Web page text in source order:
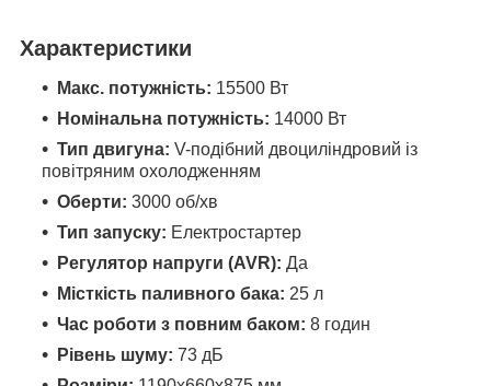
Характеристики
Макс. потужність: 15500 Вт
Номінальна потужність: 14000 Вт
Тип двигуна: V-подібний двоциліндровий із
повітряним охолодженням
Оберти: 3000 об/хв
Тип запуску: Електростартер
Регулятор напруги (AVR): Да
Місткість паливного бака: 25 л
Час роботи з повним баком: 8 годин
Рівень шуму: 73 дБ